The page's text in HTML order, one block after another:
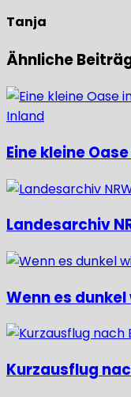
Tanja
Ähnliche
Inland
Eine kleine
Landesarchiv
Wenn es
Kurzausflug